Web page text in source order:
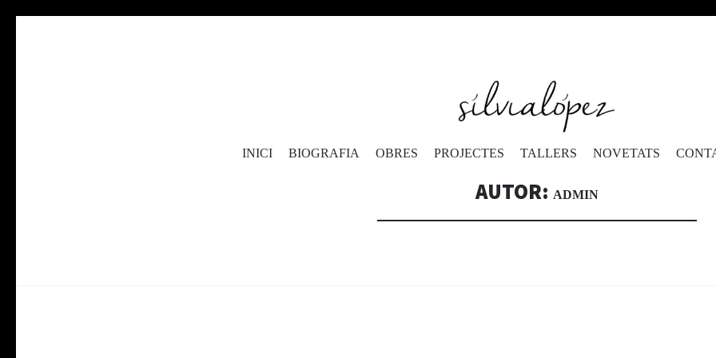
sílvia lópez
VÉS
INICI BIOGRAFIA OBRES PROJECTES TALLERS NOVETATS
AUTOR: ADMIN